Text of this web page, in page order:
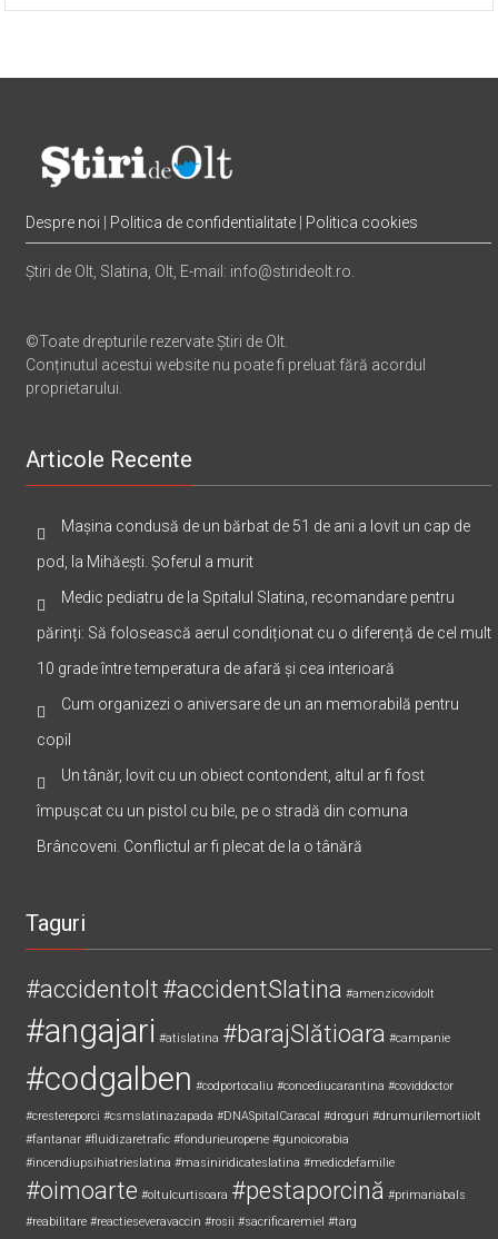
Despre noi Politica de confidentialitate Politica cookies
Știri de Olt, Slatina, Olt, E-mail: info@stirideolt.ro.
©Toate drepturile rezervate Știri de Olt.
Conținutul acestui website nu poate fi preluat fără acordul
proprietarului.
Articole Recente
Mașina condusă de un bărbat de 51 de ani a lovit un cap de
pod, la Mihăești. Șoferul a murit
Medic pediatru de la Spitalul Slatina, recomandare pentru
părinți: Să folosească aerul condiționat cu o diferență de cel mult
10 grade între temperatura de afară și cea interioară
Cum organizezi o aniversare de un an memorabilă pentru
copil
Un tânăr, lovit cu un obiect contondent, altul ar fi fost
împușcat cu un pistol cu bile, pe o stradă din comuna
Brâncoveni. Conflictul ar fi plecat de la o tânără
Taguri
#accidentolt #accidentSlatina #amenzicovidolt
#angajari #atislatina #barajSlătioara #campanie
#codgalben #codportocaliu #concediucarantina #coviddoctor
#crestereporci #csmslatinazapada #DNASpitalCaracal #droguri #drumurilemortiiolt
#fantanar #fluidizaretrafic #fondurieuropene #gunoicorabia
#incendiupsihiatrieslatina #masiniridicateslatina #medicdefamilie
#oimoarte #oltulcurtisoara #pestaporcină #primariabals
#reabilitare #reactieseveravaccin #rosii #sacrificaremiel #targ